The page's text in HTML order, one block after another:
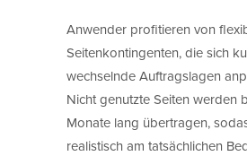
Anwender profitieren von
Seitenkontingenten, die sich
wechselnde Auftragslagen
Nicht genutzte Seiten werden
Monate lang übertragen,
realistisch am tatsächlichen